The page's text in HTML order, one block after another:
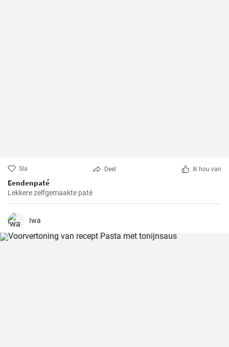
Sla Deel Ik hou van
Eendenpaté
Lekkere zelfgemaakte paté
Iwa